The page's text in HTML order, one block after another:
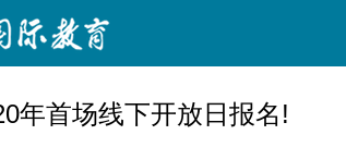
年首场线下开放日报名!